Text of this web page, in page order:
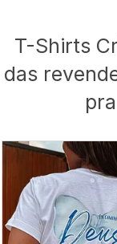
T-Shirts
das